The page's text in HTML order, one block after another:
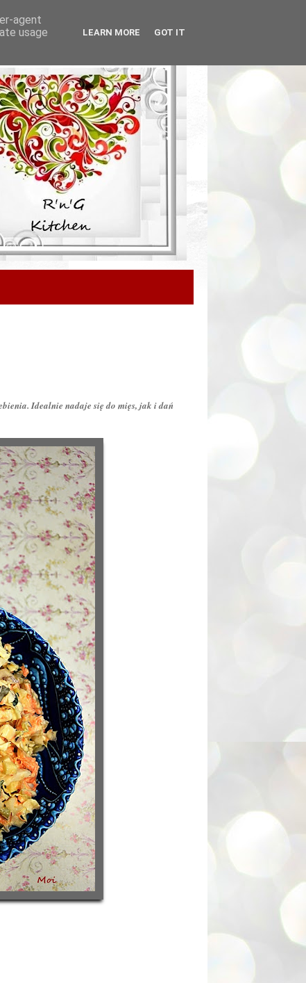
Idealnie nadaje się do mięs, jak i dań
agent
usage
LEARN MORE GOT IT